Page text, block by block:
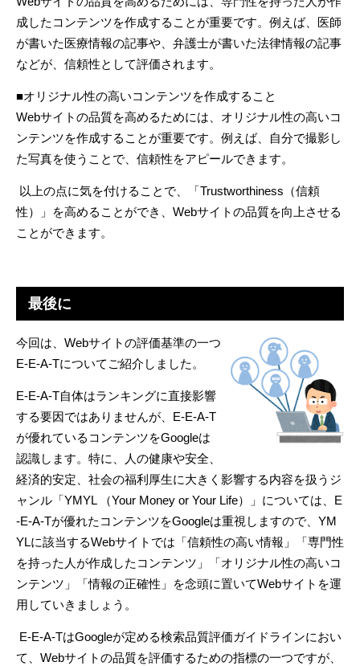
成したコンテンツを作成することが重要です。例えば、医師
が書いた医療情報の記事や、弁護士が書いた法律情報の記事
などが、信頼性として評価されます。
■オリジナル性の高いコンテンツを作成すること
Webサイトの品質を高めるためには、オリジナル性の高いコ
ンテンツを作成することが重要です。例えば、自分で撮影し
た写真を使うことで、信頼性をアピールできます。
以上の点に気を付けることで、「Trustworthiness （信頼
性）」を高めることができ、 Webサイトの品質を向上させる
ことができます。
最後に
今回は、 Webサイトの評価基準の一つ
E-E-A-Tについてご紹介しました。
E-E-A-T自体はランキングに直接影響
する要因ではありませんが、 E-E-A-T
が優れているコンテンツをGoogleは
認識します。特に、人の健康や安全、
経済的安定、社会の福利厚生に大きく影響する内容を扱うジ
ャンル「YMYL （Your Money or Your Life）」については、 E
-E-A-Tが優れたコンテンツをGoogleは重視しますので、 YM
YLに該当するWebサイトでは「信頼性の高い情報」「専門性
を持った人が作成したコンテンツ」「オリジナル性の高いコ
ンテンツ」「情報の正確性」を念頭に置いてWebサイトを運
用していきましょう。
E-E-A-TはGoogleが定める検索品質評価ガイドラインにおい
て、 Webサイトの品質を評価するための指標の一つですが、